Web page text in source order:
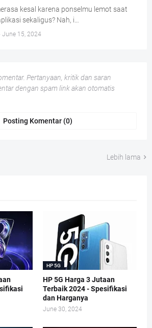
kesal karena ponselmu lemot saat
sekaligus? Nah, i…
June 15, 2024
Pertanyaan, kritik dan saran
dengan spam link akan otomatis
Posting Komentar (0)
Lebih lama
HP 5G
HP 5G Harga 3 Jutaan
Terbaik 2024 - Spesifikasi
dan Harganya
June 30, 2024